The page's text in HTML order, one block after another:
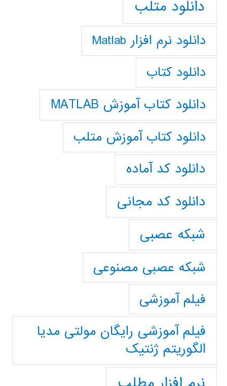
دانلود متلب
دانلود نرم افزار Matlab
دانلود کتاب
دانلود کتاب آموزش MATLAB
دانلود کتاب آموزش متلب
دانلود کد آماده
دانلود کد مجانی
شبکه عصبی
شبکه عصبی مصنوعی
فیلم آموزشی
فیلم آموزشی رایگان مولتی مدیا
الگوریتم ژنتیک